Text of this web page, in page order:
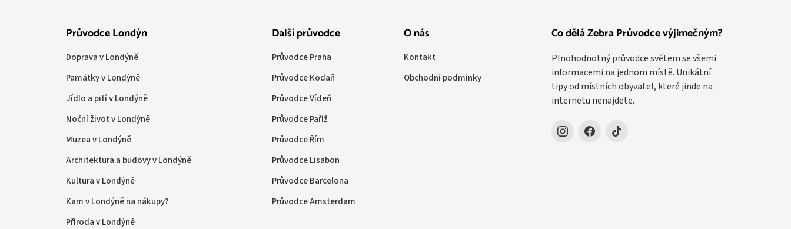
Co dělá Zebra Průvodce výjimečným?
Plnohodnotný průvodce světem se všemi
informacemi na jednom místě. Unikátní
tipy od místních obyvatel, které jinde na
internetu nenajdete.
Průvodce Londýn
Doprava v Londýně
Památky v Londýně
Jídlo a pití v Londýně
Noční život v Londýně
Muzea v Londýně
Architektura a budovy v Londýně
Kultura v Londýně
Kam v Londýně na nákupy?
Příroda v Londýně
Další průvodce
Průvodce Praha
Průvodce Kodaň
Průvodce Vídeň
Průvodce Paříž
Průvodce Řím
Průvodce Lisabon
Průvodce Barcelona
Průvodce Amsterdam
O nás
Kontakt
Obchodní podmínky